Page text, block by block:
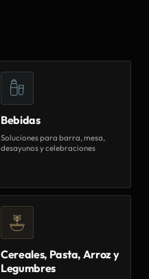
Bebidas
Soluciones para barra, mesa,
desayunos y celebraciones
Cereales, Pasta, Arroz y
Legumbres